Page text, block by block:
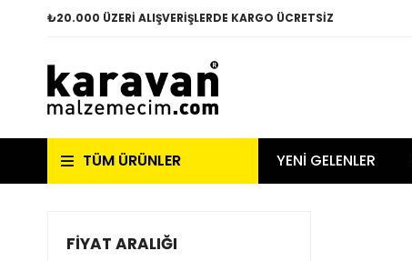
₺20.000 ÜZERİ ALIŞVERİŞLERDE KARGO ÜCRETSİZ
TÜM ÜRÜNLER YENİ GELENLER
FIYAT ARALIĞI